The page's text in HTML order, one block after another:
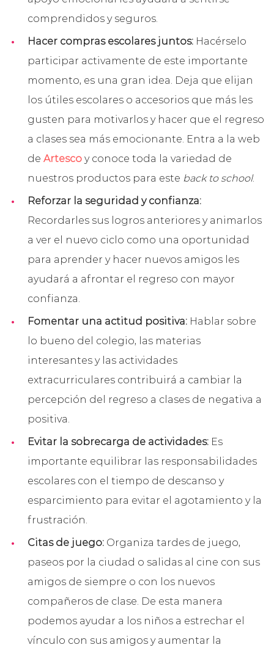
comprendidos y seguros.
Hacer compras escolares juntos: Hacérselo
participar activamente de este importante
momento, es una gran idea. Deja que elijan
los útiles escolares o accesorios que más les
gusten para motivarlos y hacer que el regreso
a clases sea más emocionante. Entra a la web
de Artesco y conoce toda la variedad de
nuestros productos para este back to school.
Reforzar la seguridad y confianza:
Recordarles sus logros anteriores y animarlos
a ver el nuevo ciclo como una oportunidad
para aprender y hacer nuevos amigos les
ayudará a afrontar el regreso con mayor
confianza.
Fomentar una actitud positiva: Hablar sobre
lo bueno del colegio, las materias
interesantes y las actividades
extracurriculares contribuirá a cambiar la
percepción del regreso a clases de negativa a
positiva.
Evitar la sobrecarga de actividades: Es
importante equilibrar las responsabilidades
escolares con el tiempo de descanso y
esparcimiento para evitar el agotamiento y la
frustración.
Citas de juego: Organiza tardes de juego,
paseos por la ciudad o salidas al cine con sus
amigos de siempre o con los nuevos
compañeros de clase. De esta manera
podemos ayudar a los niños a estrechar el
vínculo con sus amigos y aumentar la